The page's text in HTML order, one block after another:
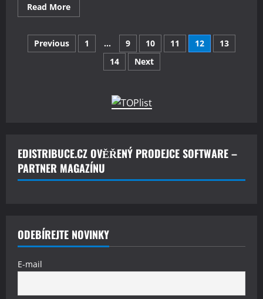
Read MoreRead
more
systému
Windows
7
Stránkování
Previous 1 … 9 10 11 12
13
14
Next
EDISTRIBUCE.CZ OVĚŘENÝ PRODEJCE SOFTWARE –
PARTNER MAGAZÍNU
ODEBÍREJTE NOVINKY
E-mail